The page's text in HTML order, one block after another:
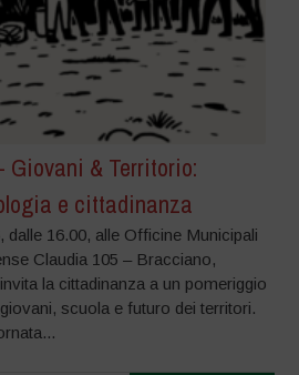
Giovani & Territorio:
e cittadinanza
dalle 16.00, alle Officine Municipali
Claudia 105 – Bracciano,
la cittadinanza a un pomeriggio
scuola e futuro dei territori.